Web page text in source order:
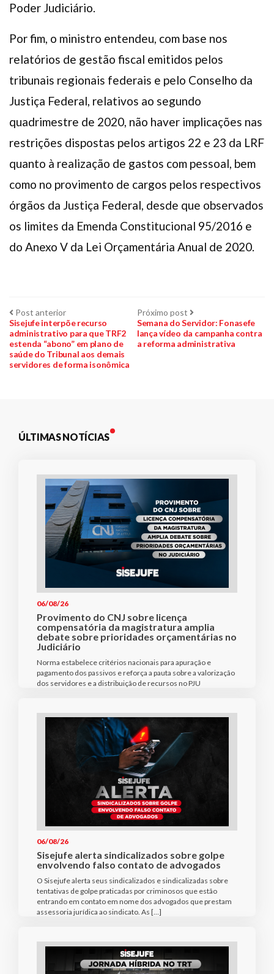
Poder Judiciário.
Por fim, o ministro entendeu, com base nos
relatórios de gestão fiscal emitidos pelos
tribunais regionais federais e pelo Conselho da
Justiça Federal, relativos ao segundo
quadrimestre de 2020, não haver implicações nas
restrições dispostas pelos artigos 22 e 23 da LRF
quanto à realização de gastos com pessoal, bem
como no provimento de cargos pelos respectivos
órgãos da Justiça Federal, desde que observados
os limites da Emenda Constitucional 95/2016 e
do Anexo V da Lei Orçamentária Anual de 2020.
Navegação
de
Post
Post anteriorPost
anterior:
Sisejufe interpõe recurso
administrativo para que TRF2
estenda “abono” em plano de
saúde do Tribunal aos demais
servidores de forma isonômica
Próximo post Próximo
post:
Semana do Servidor: Fonasefe
lança vídeo da campanha contra
a reforma administrativa
ÚLTIMAS NOTÍCIAS
06/08/26
Provimento do CNJ sobre licença
compensatória da magistratura amplia
debate sobre prioridades orçamentárias no
Judiciário
Norma estabelece critérios nacionais para apuração e
pagamento dos passivos e reforça a pauta sobre a valorização
dos servidores e a distribuição de recursos no PJU
06/08/26
Sisejufe alerta sindicalizados sobre golpe
envolvendo falso contato de advogados
O Sisejufe alerta seus sindicalizados e sindicalizadas sobre
tentativas de golpe praticadas por criminosos que estão
entrando em contato em nome dos advogados que prestam
assessoria jurídica ao sindicato. As […]